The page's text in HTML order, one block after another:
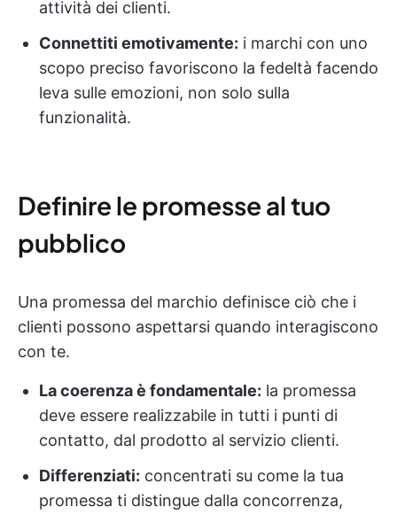
attività dei clienti.
Connettiti emotivamente: i marchi con uno
scopo preciso favoriscono la fedeltà facendo
leva sulle emozioni, non solo sulla
funzionalità.
Definire le promesse al tuo
pubblico
Una promessa del marchio definisce ciò che i
clienti possono aspettarsi quando interagiscono
con te.
La coerenza è fondamentale: la promessa
deve essere realizzabile in tutti i punti di
contatto, dal prodotto al servizio clienti.
Differenziati: concentrati su come la tua
promessa ti distingue dalla concorrenza,